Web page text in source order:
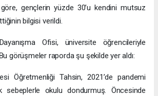
göre, gençlerin yüzde 30’u kendini mutsuz
bilgisi verildi.
Ofisi, üniversite öğrencileriyle
görüşmeler raporda şu şekilde yer aldı:
Öğretmenliği Tahsin, 2021’de pandemi
sebeplerle okulu dondurmuş. Öncesinde